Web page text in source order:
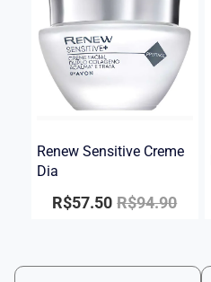
Renew Sensitive Creme
Dia
R$94.90
R$57.50